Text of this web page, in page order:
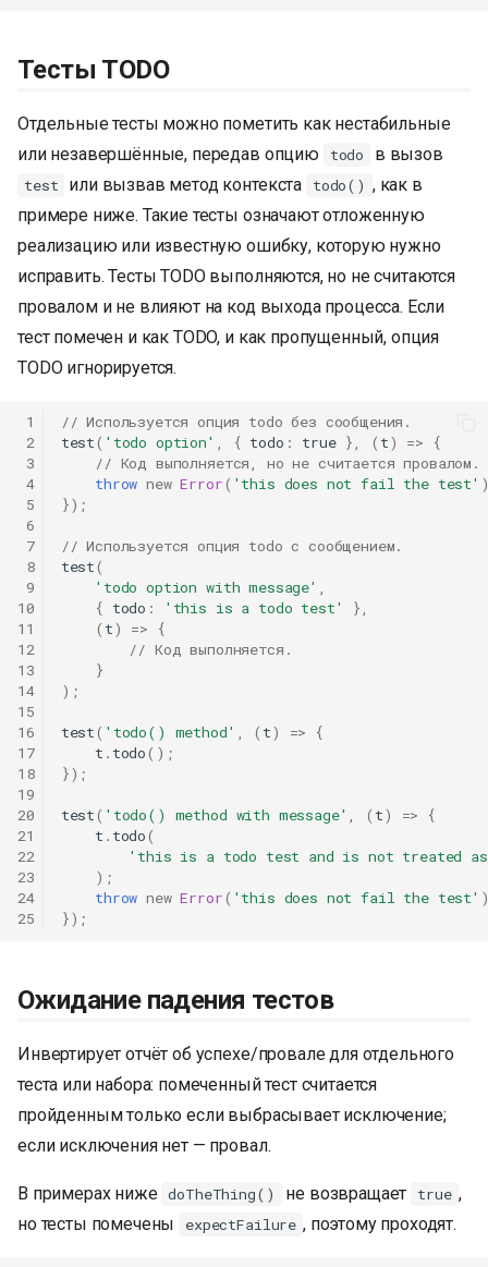
Тесты TODO
Отдельные тесты можно пометить как нестабильные
или незавершённые, передав опцию
todo в вызов
test или вызвав метод контекста todo() , как в
примере ниже. Такие тесты означают отложенную
реализацию или известную ошибку, которую нужно
исправить. Тесты TODO выполняются, но не считаются
провалом и не влияют на код выхода процесса. Если
тест помечен и как TODO, и как пропущенный, опция
TODO игнорируется.
1
2
3
4
5
6
7
8
9
10
11
12
13
14
15
16
17
18
19
20
21
22
23
24
25
// Используется опция todo без сообщения.
test( 'todo option' , { todo : true }, ( t) =>
{
// Код выполняется, но не считается провалом.
throw new Error( 'this does not fail the test'
});
// Используется опция todo с сообщением.
test(
'todo option with message' ,
{ todo : 'this is a todo test'
},
( t) =>
{
// Код выполняется.
}
);
test( 'todo() method' , ( t) =>
{
t . todo();
});
test( 'todo() method with message' , ( t) =>
{
t . todo(
'this is a todo test and is not treated
);
throw new Error( 'this does not fail the test'
});
Ожидание падения тестов
Инвертирует отчёт об успехе/провале для отдельного
теста или набора: помеченный тест считается
пройденным только если выбрасывает исключение;
если исключения нет — провал.
В примерах ниже doTheThing() не возвращает true ,
но тесты помечены
expectFailure , поэтому проходят.